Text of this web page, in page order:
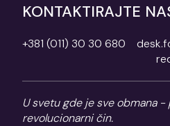
KONTAKTIRAJTE
+381 (011) 30 30 680
U svetu gde je sve obmana
revolucionarni čin.